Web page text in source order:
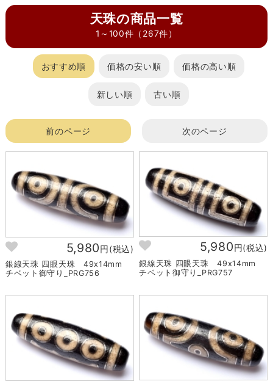
天珠の商品一覧
1～100件（267件）
おすすめ順 価格の安い順 価格の高い順
新しい順 古い順
前のページ 次のページ
5,980円(税込)
銀線天珠 四眼天珠 49x14mm
チベット御守り_PRG756
5,980円(税込)
銀線天珠 四眼天珠 49x14mm
チベット御守り_PRG757